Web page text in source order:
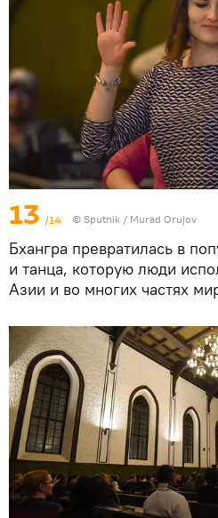
13 /14 © Sputnik / Murad Orujov
Бхангра превратилась в
и танца, которую люди
Азии и во многих частях